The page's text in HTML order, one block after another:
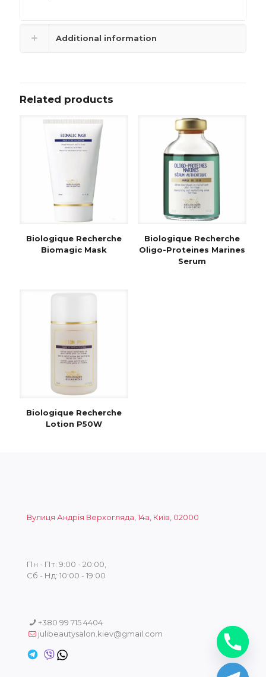
Additional information
Related products
Biologique Recherche
Biomagic Mask
Biologique Recherche
Oligo-Proteines Marines
Serum
Biologique Recherche
Lotion P50W
Вулиця Андрія Верхогляда, 14а, Київ, 02000
Пн - Пт: 9:00 - 20:00,
Сб - Нд: 10:00 - 19:00
+380 99 715 4404
julibeautysalon.kiev@gmail.com